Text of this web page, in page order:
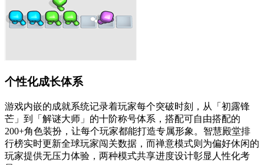
个性化成长体系
游戏内嵌的成就系统记录着玩家每个突破时刻，从「初露锋
芒」到「解谜大师」的十阶称号体系，搭配可自由搭配的
200+角色装扮，让每个玩家都能打造专属形象。智慧殿堂排
行榜实时更新全球玩家闯关数据，而禅意模式则为偏好休闲的
玩家提供无压力体验，两种模式共享进度设计彰显人性化考